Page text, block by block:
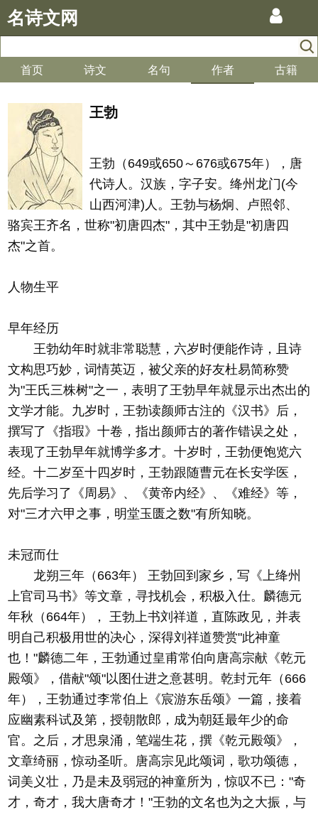
名诗文网
首页 诗文 名句 作者 古籍
王勃
王勃（649或650～676或675年），唐
代诗人。汉族，字子安。绛州龙门(今
山西河津)人。王勃与杨炯、卢照邻、
骆宾王齐名，世称"初唐四杰"，其中王勃是"初唐四
杰"之首。
人物生平
早年经历
王勃幼年时就非常聪慧，六岁时便能作诗，且诗
文构思巧妙，词情英迈，被父亲的好友杜易简称赞
为"王氏三株树"之一，表明了王勃早年就显示出杰出的
文学才能。九岁时，王勃读颜师古注的《汉书》后，
撰写了《指瑕》十卷，指出颜师古的著作错误之处，
表现了王勃早年就博学多才。十岁时，王勃便饱览六
经。十二岁至十四岁时，王勃跟随曹元在长安学医，
先后学习了《周易》、《黄帝内经》、《难经》等，
对"三才六甲之事，明堂玉匮之数"有所知晓。
未冠而仕
龙朔三年（663年） 王勃回到家乡，写《上绛州
上官司马书》等文章，寻找机会，积极入仕。麟德元
年秋（664年）， 王勃上书刘祥道，直陈政见，并表
明自己积极用世的决心，深得刘祥道赞赏"此神童
也！"麟德二年，王勃通过皇甫常伯向唐高宗献《乾元
殿颂》，借献"颂"以图仕进之意甚明。乾封元年（666
年），王勃通过李常伯上《宸游东岳颂》一篇，接着
应幽素科试及第，授朝散郎，成为朝廷最年少的命
官。之后，才思泉涌，笔端生花，撰《乾元殿颂》，
文章绮丽，惊动圣听。唐高宗见此颂词，歌功颂德，
词美义壮，乃是未及弱冠的神童所为，惊叹不已："奇
才，奇才，我大唐奇才！"王勃的文名也为之大振，与